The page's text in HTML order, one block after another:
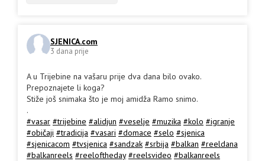
SJENICA.com
3 dana prije
A u Trijebine na vašaru prije dva dana bilo ovako.
Prepoznajete li koga?
Stiže još snimaka što je moj amidža Ramo snimo.
.
#vasar #trijebine #alidjun #veselje #muzika #kolo #igranje
#običaji #tradicija #vasari #domace #selo #sjenica
#sjenicacom #tvsjenica #sandzak #srbija #balkan #reeldana
#balkanreels #reeloftheday #reelsvideo #balkanreels